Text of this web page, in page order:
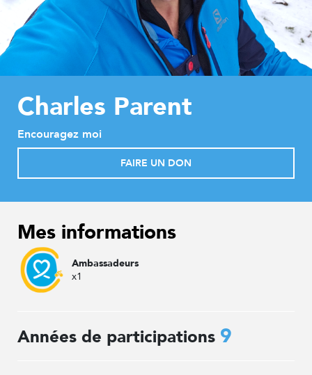
Charles Parent
Encouragez moi
FAIRE UN DON
Mes informations
Ambassadeurs
x1
Années de participations 9